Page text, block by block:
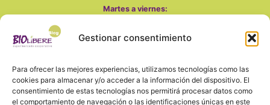
Gestionar consentimiento
Para ofrecer las mejores experiencias, utilizamos tecnologías como las
cookies para almacenar y/o acceder a la información del dispositivo. El
consentimiento de estas tecnologías nos permitirá procesar datos como
el comportamiento de navegación o las identificaciones únicas en este
Martes a viernes:
17 - 20h
10 - 14h
Lunes, domingo y festivos cerrado